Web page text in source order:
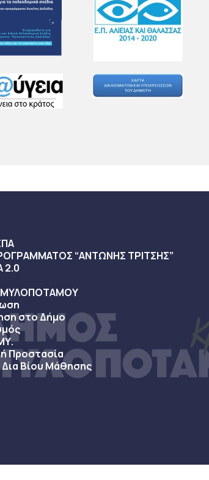
“ΑΝΤΩΝΗΣ ΤΡΙΤΣΗΣ”
2.0
ΜΥΛΟΠΟΤΑΜΟΥ
στο Δήμο
Προστασία
Βίου Μάθησης